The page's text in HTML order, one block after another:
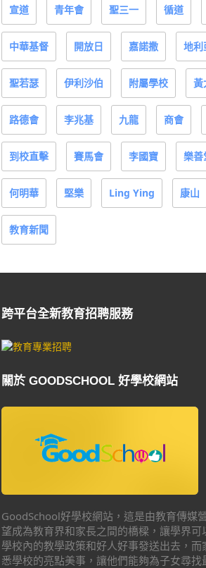
宣道 青年會 聖三一 循道
中華基督 開放日 嘉諾撒 地利
聖若瑟 伊利沙伯 附屬學校 黃
路德會 李兆基 九龍 商會
到校直擊 賽馬會 李國寶 樂善
何明華 堅樂 Ling Ying 康山
教育新聞
跨平台全新教育招聘服務
關於 GOODSCHOOL 好學校網站
GoodSchool好學校網站，這是由教育傳媒
望成為教育界和家長之間的橋樑，讓學界
學校內的教學政策和好人好事發送出去，
悉學校的亮點美事，讓他們能夠為子女尋找